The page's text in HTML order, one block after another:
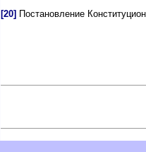
[20]Постановление